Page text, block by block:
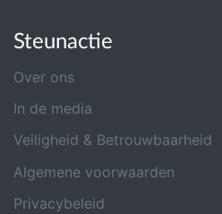
Steunactie
Over ons
In de media
Veiligheid & Betrouwbaarheid
Algemene voorwaarden
Privacybeleid